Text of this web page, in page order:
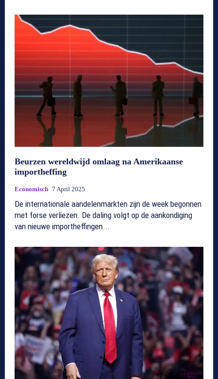
Beurzen wereldwijd omlaag na Amerikaanse
importheffing
Economisch 7 April 2025
De internationale aandelenmarkten zijn de week begonnen
met forse verliezen. De daling volgt op de aankondiging
van nieuwe importheffingen...